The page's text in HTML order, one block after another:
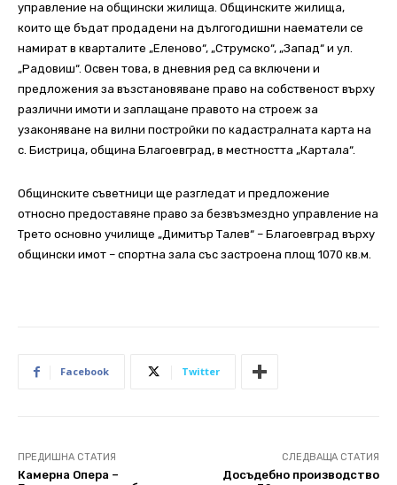
управление на общински жилища. Общинските жилища,
които ще бъдат продадени на дългогодишни наематели се
намират в кварталите „Еленово“, „Струмско“, „Запад“ и ул.
„Радовиш“. Освен това, в дневния ред са включени и
предложения за възстановяване право на собственост върху
различни имоти и заплащане правото на строеж за
узаконяване на вилни постройки по кадастралната карта на
с. Бистрица, община Благоевград, в местността „Картала“.
Общинските съветници ще разгледат и предложение
относно предоставяне право за безвъзмездно управление на
Трето основно училище „Димитър Талев“ – Благоевград върху
общински имот – спортна зала със застроена площ 1070 кв.м.
Facebook Twitter
ПРЕДИШНА СТАТИЯ
Камерна Опера –
СЛЕДВАЩА СТАТИЯ
Досъдебно производство